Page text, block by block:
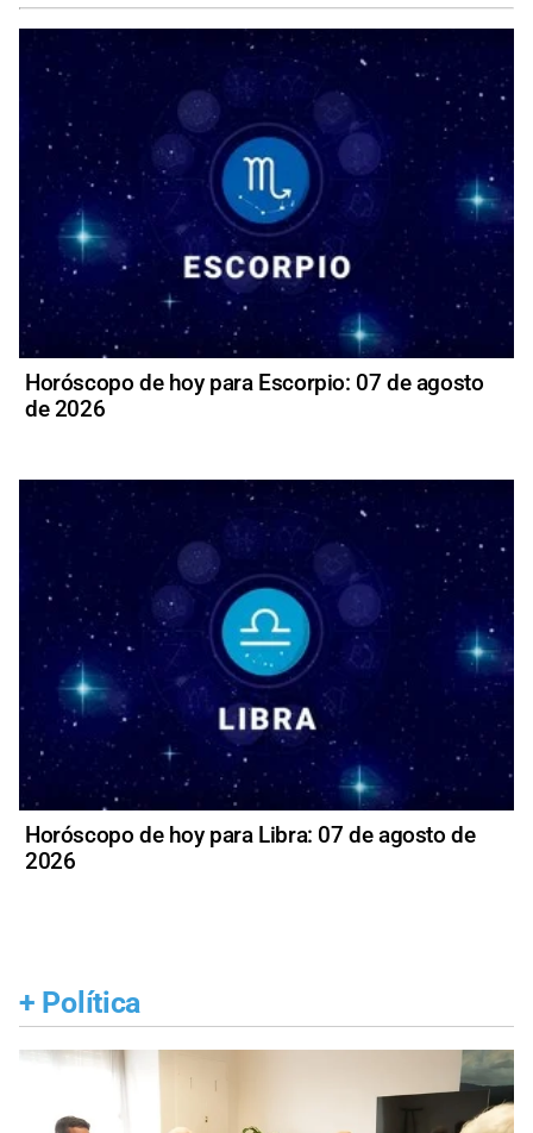
Horóscopo de hoy para Escorpio: 07 de agosto
de 2026
Horóscopo de hoy para Libra: 07 de agosto de
2026
+ Política